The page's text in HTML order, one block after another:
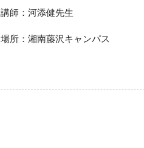
講師：河添健先生
場所：湘南藤沢キャンパス